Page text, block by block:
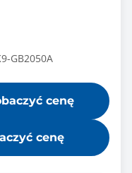
GB2050A
cenę
cenę